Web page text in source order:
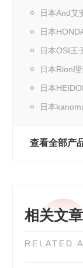
日本And艾
日本
日本OSI王
日本Rion理
日本
日本
查看全部产
相关文章
RELATED